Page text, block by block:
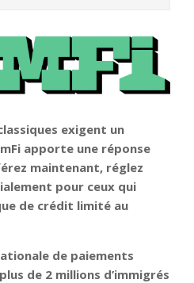
exigent un
apporte une réponse
maintenant, réglez
pour ceux qui
de crédit limité au
de paiements
de 2 millions d’immigrés